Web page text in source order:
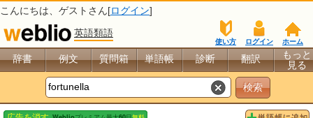
こんにちは、 ゲスト さん[ログイン]
英語類語
ホーム
ログイン
使い方
辞書 例文 質問箱 単語帳 診断 翻訳
もっと
見る